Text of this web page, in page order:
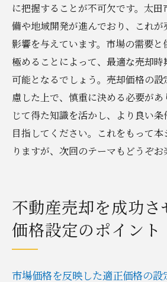
に把握することが不可欠です。太
備や地域開発が進んでおり、これが
影響を与えています。市場の需要と
極めることによって、最適な売却
可能となるでしょう。売却価格の
慮した上で、慎重に決める必要が
じて得た知識を活かし、より良い
目指してください。これをもって本
りますが、次回のテーマもどうぞお
不動産売却を成功さ
価格設定のポイント
市場価格を反映した適正価格の設